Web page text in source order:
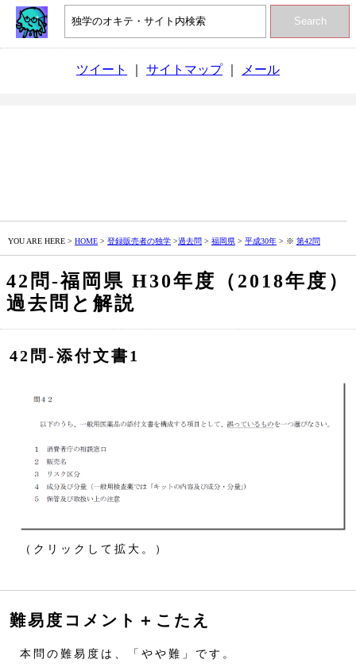
Search
ツイート サイトマップ｜ メール
YOU ARE HERE > HOME > 登録販売者の独学 >過去問 > 福岡県 > 平成30年 > ※ 第42問
42問‐福岡県 H30年度（2018年度）
過去問と解説
42問‐添付文書1
（クリックして拡大。）
難易度コメント＋こたえ
本問の難易度は、「やや難」です。